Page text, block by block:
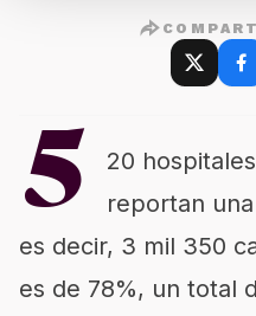
5
20
reportan
es decir, 3 mil 350
es de 78%, un total